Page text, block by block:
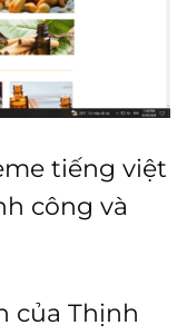
tiếng việt
công và
của Thịnh